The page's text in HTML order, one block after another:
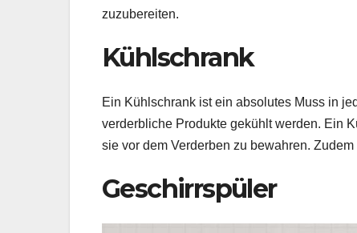
zuzubereiten.
Kühlschrank
Ein Kühlschrank ist ein absolutes Muss in
verderbliche Produkte gekühlt werden. Ein
sie vor dem Verderben zu bewahren.
Geschirrspüler